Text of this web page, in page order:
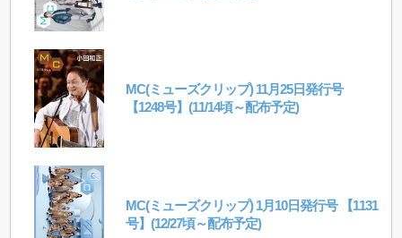
MC(ミューズクリップ) 11月25日発行号
【1248号】(11/14頃～配布予定)
MC(ミューズクリップ) 1月10日発行号 【1131
号】(12/27頃～配布予定)